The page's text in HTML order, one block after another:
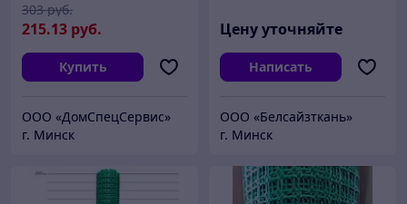
215.13 руб.
303 руб.
Купить
ООО «ДомCпецCервис»
г. Минск
Цену уточняйте
Написать
ООО «Белсайзткань»
г. Минск